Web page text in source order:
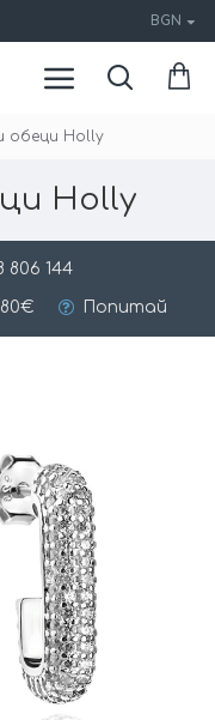
BGN
обеци Holly
Holly
806 144
Попитай